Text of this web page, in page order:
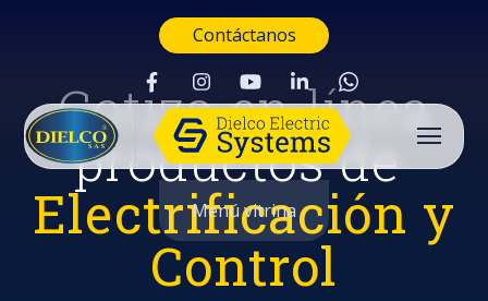
Contáctanos
Menú vitrina
Cotiza en línea
productos de
Electrificación y
Control